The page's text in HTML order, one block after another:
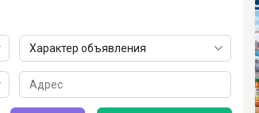
Характер объявления